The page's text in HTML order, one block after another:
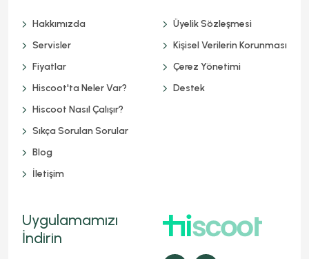
Hakkımızda
Servisler
Fiyatlar
Hiscoot'ta Neler Var?
Hiscoot Nasıl Çalışır?
Sıkça Sorulan Sorular
Blog
İletişim
Üyelik Sözleşmesi
Kişisel Verilerin Korunması
Çerez Yönetimi
Destek
Uygulamamızı
İndirin